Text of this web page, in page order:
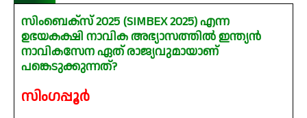
സിംബെക്സ് 2025 (SIMBEX 2025) എന്ന
ഉഭയകക്ഷി നാവിക അഭ്യാസത്തിൽ ഇന്ത്യൻ
നാവികസേന ഏത് രാജ്യവുമായാണ്
പങ്കെടുക്കുന്നത്?
സിംഗപ്പൂർ